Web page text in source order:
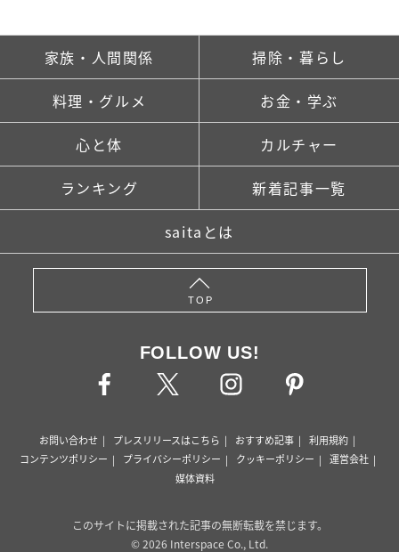
家族・人間関係 掃除・暮らし
料理・グルメ お金・学ぶ
心と体 カルチャー
ランキング 新着記事一覧
saitaとは
TOP
FOLLOW US!
お問い合わせ プレスリリースはこちら おすすめ記事
利用規約
コンテンツポリシー
プライバシーポリシー クッキーポリシー
運営会社
媒体資料
このサイトに掲載された記事の無断転載を禁じます。
© 2026 Interspace Co., Ltd.